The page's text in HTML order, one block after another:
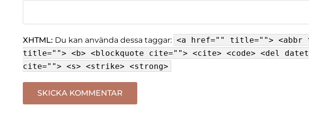
XHTML: Du kan använda dessa taggar: <a href="" title=""> <abbr
title=""> <b> <blockquote cite=""> <cite> <code> <del
cite=""> <s> <strike> <strong>